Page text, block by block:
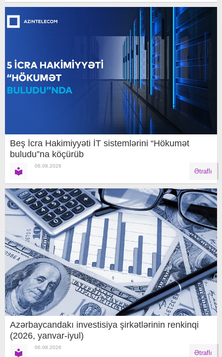
Beş İcra Hakimiyyəti İT sistemlərini “Hökumət
buludu”na köçürüb
06.08.2026
Ətraflı
Azərbaycandakı investisiya şirkətlərinin renkinqi
(2026, yanvar-iyul)
06.08.2026
Ətraflı